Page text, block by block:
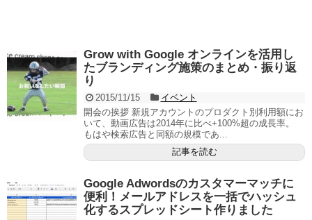
Grow with Google オンラインを活用し
たブランディング施策のまとめ・振り返
り
2015/11/15
イベント
開会の挨拶 新規アカウントのプロダクト別利用額にお
いて、動画広告は2014年に比べ+100%超の成長率。
もはや検索広告と同額の規模であ...
記事を読む
Google Adwordsのカスタマーマッチに
便利！メールアドレスを一括でハッシュ
化するスプレッドシート作りました